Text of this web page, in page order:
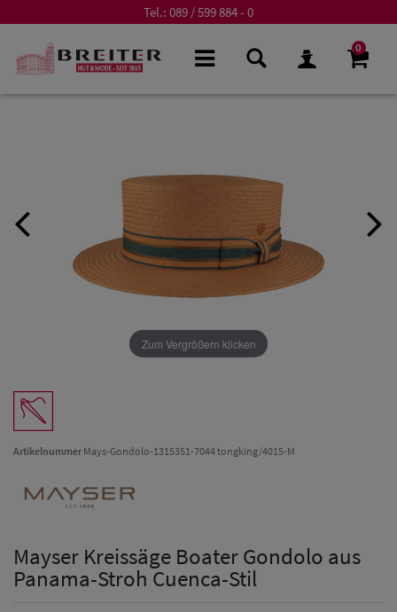
Tel.: 089 / 599 884 - 0
0
Zum Vergrößern klicken
ArtikelnummerMays-Gondolo-1315351-7044 tongking/4015-M
Mayser Kreissäge Boater Gondolo aus
Panama-Stroh Cuenca-Stil